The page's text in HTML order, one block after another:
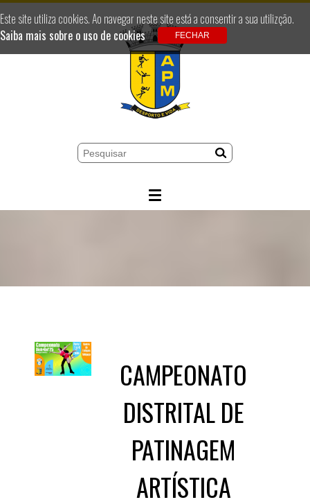
CAMPEONATO
DISTRITAL DE
PATINAGEM
ARTÍSTICA
Este site utiliza cookies. Ao navegar neste site está a consentir a sua utilizção.
Saiba mais sobre o uso de cookies